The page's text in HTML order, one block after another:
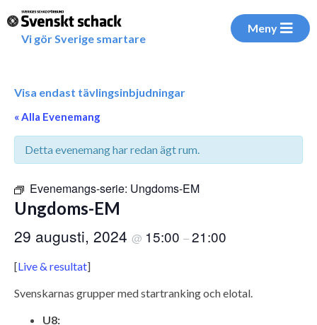
Vi gör Sverige smartare
Meny
Visa endast tävlingsinbjudningar
« Alla Evenemang
Detta evenemang har redan ägt rum.
Evenemangs-serie: Ungdoms-EM
Ungdoms-EM
29 augusti, 2024 @ 15:00 –21:00
[Live & resultat]
Svenskarnas grupper med startranking och elotal.
U8: